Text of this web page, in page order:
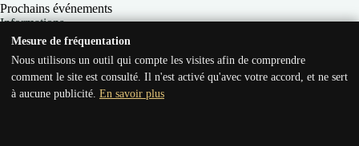
Prochains événements
Informations
Conditions Générales de Vente
Conditions Générales d’Utilisation
Mesure de fréquentation
Nous utilisons un outil qui compte les visites afin de comprendre
comment le site est consulté. Il n'est activé qu'avec votre accord, et ne sert
à aucune publicité. En savoir plus